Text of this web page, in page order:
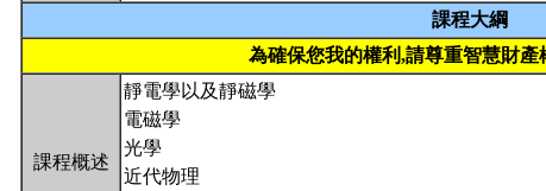
課程大綱
為確保您我的權利,請尊重智慧財產
課程概述
靜電學以及靜磁學
電磁學
光學
近代物理